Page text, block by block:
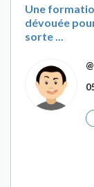
Une
dévouée
sorte ...